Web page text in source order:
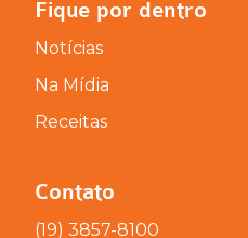
Fique por dentro
Notícias
Na Mídia
Receitas
Contato
(19) 3857-8100